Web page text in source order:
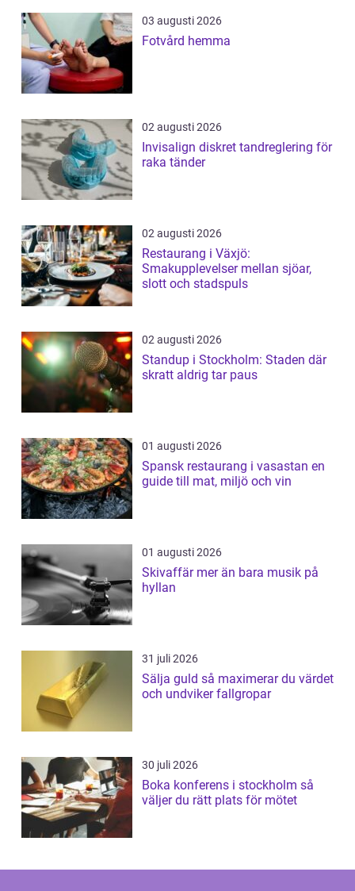
03 augusti 2026
Fotvård hemma
02 augusti 2026
Invisalign diskret tandreglering för
raka tänder
02 augusti 2026
Restaurang i Växjö:
Smakupplevelser mellan sjöar,
slott och stadspuls
02 augusti 2026
Standup i Stockholm: Staden där
skratt aldrig tar paus
01 augusti 2026
Spansk restaurang i vasastan en
guide till mat, miljö och vin
01 augusti 2026
Skivaffär mer än bara musik på
hyllan
31 juli 2026
Sälja guld så maximerar du värdet
och undviker fallgropar
30 juli 2026
Boka konferens i stockholm så
väljer du rätt plats för mötet